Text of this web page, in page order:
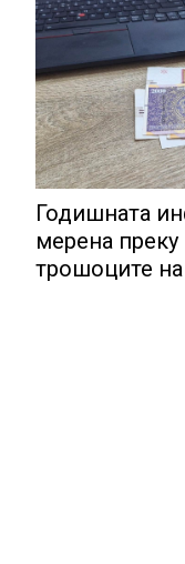
Годишната
мерена
трошоците на